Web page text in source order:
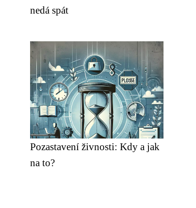
nedá spát
Pozastavení živnosti: Kdy a jak
na to?